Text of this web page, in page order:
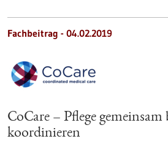
Fachbeitrag - 04.02.2019
CoCare – Pflege gemeinsam
koordinieren